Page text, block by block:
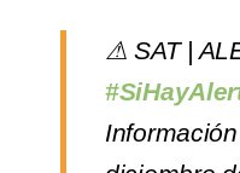
⚠ SAT |